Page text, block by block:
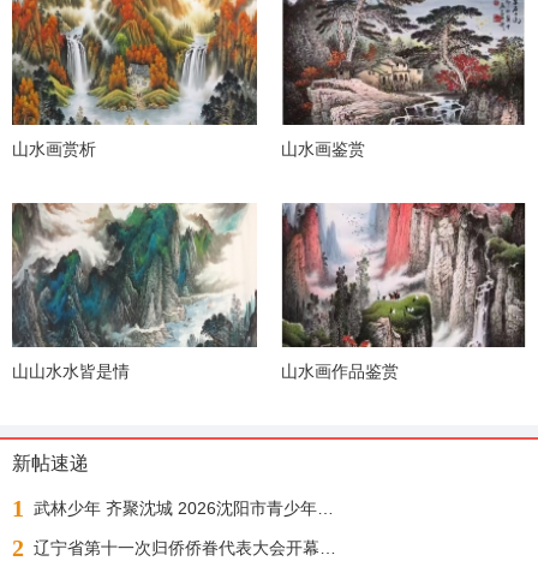
山水画赏析 山水画鉴赏
山山水水皆是情 山水画作品鉴赏
新帖速递
1
2